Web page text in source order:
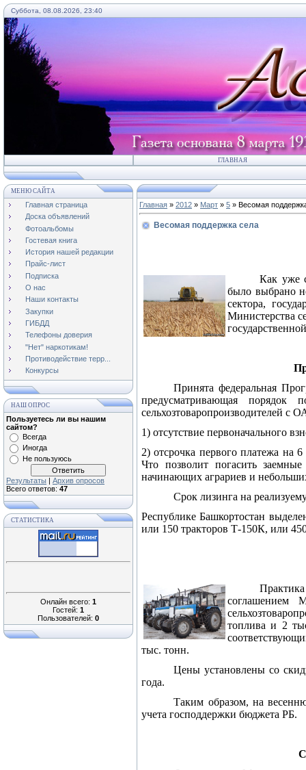
Суббота, 08.08.2026, 23:40
ГЛАВНАЯ
МЕНЮ САЙТА
Главная страница
Доска объявлений
Фотоальбомы
Гостевая книга
История нашей редакции
Прайс-лист
Подписка
О нас
Наши контакты
Закупки
ГИБДД
Телефоны доверия
"Нет" наркотикам!
Противодействие терр...
Конкурсы
НАШ ОПРОС
Пользуетесь ли вы нашим
сайтом?
Всегда
Иногда
Не пользуюсь
Результаты | Архив опросов
Всего ответов: 47
СТАТИСТИКА
Онлайн всего: 1
Гостей: 1
Пользователей: 0
Главная » 2012 » Март » 5 » Весомая
Весомая поддержка села
Как уже
было выбрано
сектора,
Министерства
Принята федеральная
предусматривающая порядок
сельхозтоваропроизводителей с
1) отсутствие первоначального
2) отсрочка первого платежа на
Что позволит погасить
начинающих аграриев и
Срок лизинга на
Республике Башкортостан
или 150 тракторов Т-150К, или
соглашением
топлива и 2
тыс. тонн.
Цены установлены со
года.
Таким образом, на
учета господдержки бюджета РБ.